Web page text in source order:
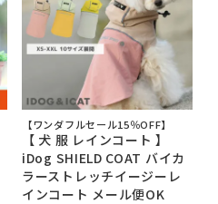
【ワンダフルセール15％OFF】
【 犬 服 レインコート 】
iDog SHIELD COAT バイカ
ラーストレッチイージーレ
インコート メール便OK